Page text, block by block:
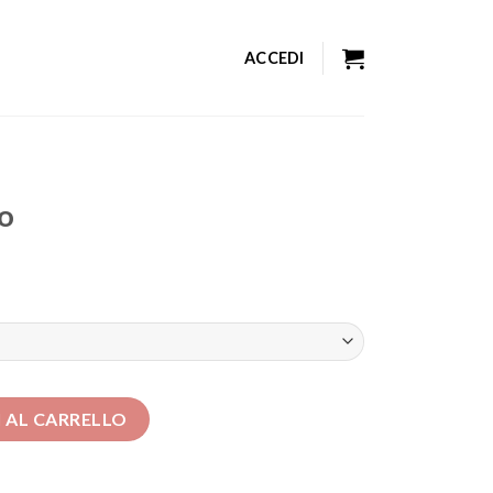
ACCEDI
CARRELLO